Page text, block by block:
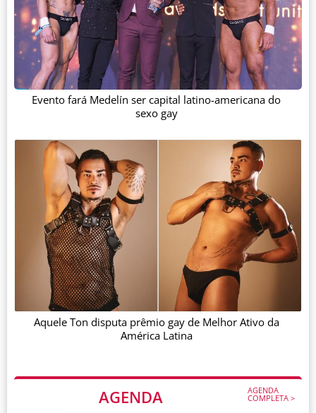
AGENDA AGENDA
COMPLETA >
Evento fará Medelín ser capital latino-americana do
sexo gay
Aquele Ton disputa prêmio gay de Melhor Ativo da
América Latina